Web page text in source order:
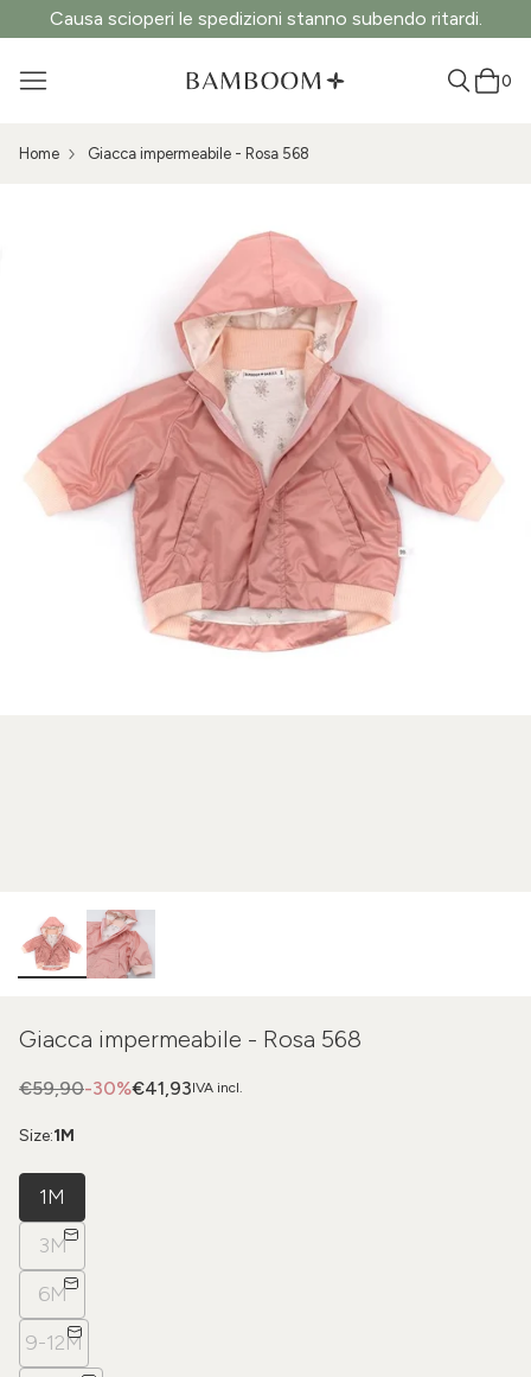
Causa scioperi le spedizioni stanno subendo ritardi.
0
Home Giacca impermeabile - Rosa 568
Giacca impermeabile - Rosa 568
IVA incl.
-30%
€59,90 €41,93
Size:1M
1M
3M
6M
9-12M